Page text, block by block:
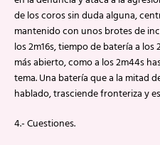
de los coros sin duda alguna,
mantenido con unos brotes de
los 2m16s, tiempo de batería a
más abierto, como a los 2m44s
tema. Una batería que a la mitad
hablado, trasciende fronteriza y
4.- Cuestiones.